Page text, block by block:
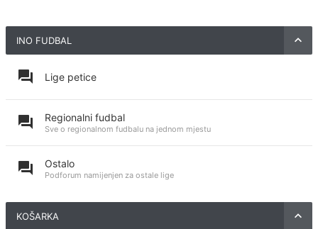
INO FUDBAL
Lige petice
Regionalni fudbal
Sve o regionalnom fudbalu na jednom mjestu
Ostalo
Podforum namijenjen za ostale lige
KOŠARKA